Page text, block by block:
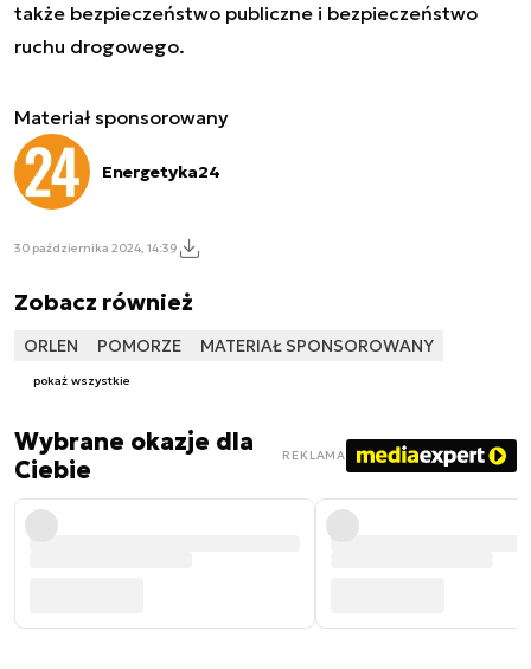
także bezpieczeństwo publiczne i bezpieczeństwo
ruchu drogowego.
Materiał sponsorowany
Energetyka24
30 października 2024, 14:39
Zobacz również
ORLEN POMORZE MATERIAŁ SPONSOROWANY
pokaż wszystkie
Wybrane okazje dla
Ciebie
REKLAMA